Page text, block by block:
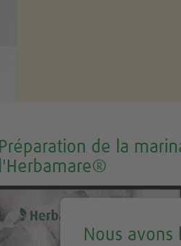
Préparation de la
l'Herbamare®
Nous